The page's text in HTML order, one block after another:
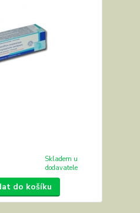
Skladem u
dodavatele
do košíku